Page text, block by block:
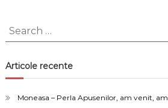
Search
for:
Articole recente
Moneasa – Perla Apusenilor, am venit,